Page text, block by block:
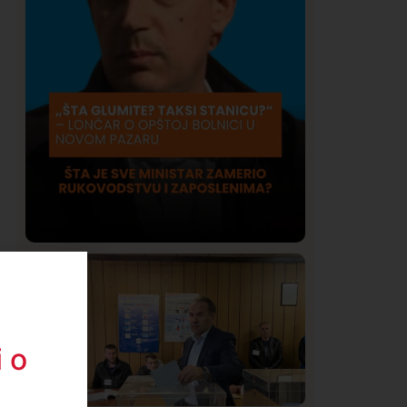
Lončar o Opštoj bolnici u Novom
Pazaru: „Šta glumite? Taksi stanicu?“
o